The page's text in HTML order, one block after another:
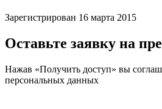
Зарегистрирован 16 марта 2015
Оставьте заявку на
Нажав «Получить доступ» вы
персональных данных